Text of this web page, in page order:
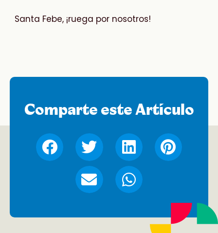
Santa Febe, ¡ruega por nosotros!
Comparte este Artículo